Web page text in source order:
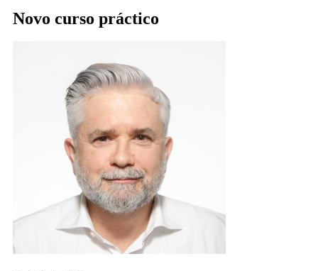
Novo curso práctico